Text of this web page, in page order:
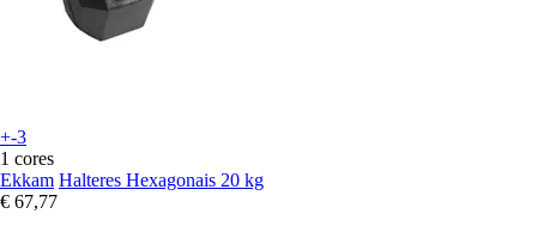
+-3
1 cores
Ekkam Halteres Hexagonais 20 kg
€ 67,77